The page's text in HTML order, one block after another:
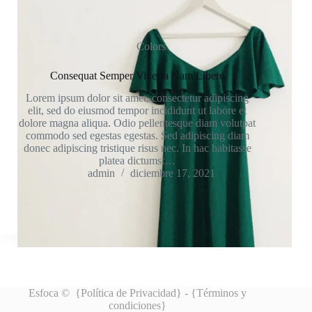
Colors
Consequat Semper Viverra Nam Libero
Lorem ipsum dolor sit amet, consectetur adipiscing
elit, sed do eiusmod tempor incididunt ut labore et
dolore magna aliqua. Odio pellentesque diam volutpat
commodo sed egestas egestas. Sed adipiscing diam
donec adipiscing tristique risus nec. In hac habitasse
platea dictumst…
admin
diciembre 17, 2021
Esfoca © {Política de Privacidad} - {Términos y
condiciones}